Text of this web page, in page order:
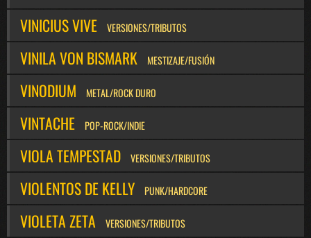
VINICIUS VIVE VERSIONES/TRIBUTOS
VINILA VON BISMARK MESTIZAJE/FUSIÓN
VINODIUM METAL/ROCK DURO
VINTACHE POP-ROCK/INDIE
VIOLA TEMPESTAD VERSIONES/TRIBUTOS
VIOLENTOS DE KELLY PUNK/HARDCORE
VIOLETA ZETA VERSIONES/TRIBUTOS